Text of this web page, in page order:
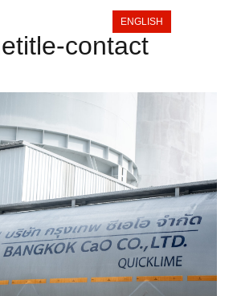
ENGLISH
contact